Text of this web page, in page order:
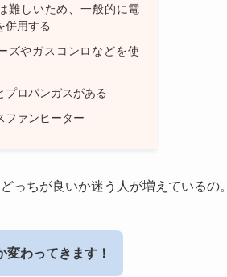
難しいため、一般的に電
併用する
ズやガスコンロなどを使
プロパンガスがある
ファンヒーター
っちが良いか迷う人が増えているの。
わってきます！